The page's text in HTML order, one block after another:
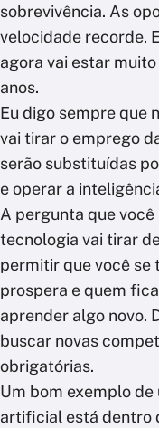
sobrevivência. As
velocidade recorde.
agora vai estar
anos.
Eu digo sempre que
vai tirar o emprego
serão substituídas
e operar a
A pergunta que você
tecnologia vai tirar
permitir que você se
prospera e quem
aprender algo novo.
buscar novas
obrigatórias.
Um bom exemplo
artificial está dentro